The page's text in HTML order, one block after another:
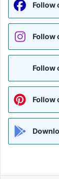
Follow
Follow
Follow
Follow